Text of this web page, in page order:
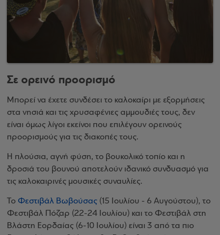
Σε ορεινό προορισμό
Μπορεί να έχετε συνδέσει το καλοκαίρι με εξορμήσεις
στα νησιά και τις χρυσαφένιες αμμουδιές τους, δεν
είναι όμως λίγοι εκείνοι που επιλέγουν ορεινούς
προορισμούς για τις διακοπές τους.
Η πλούσια, αγνή φύση, το βουκολικό τοπίο και η
δροσιά του βουνού αποτελούν ιδανικό συνδυασμό για
τις καλοκαιρινές μουσικές συναυλίες.
Το Φεστιβάλ Βωβούσας (15 Ιουλίου - 6 Αυγούστου), το
Φεστιβάλ Πόζαρ (22-24 Ιουλίου) και το Φεστιβάλ στη
Βλάστη Εορδαίας (6-10 Ιουλίου) είναι 3 από τα πιο